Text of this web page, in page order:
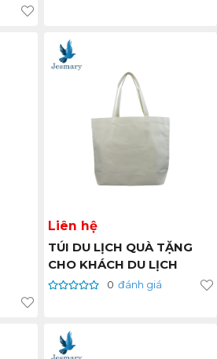
Liên hệ
TÚI DU LỊCH QUÀ TẶNG
CHO KHÁCH DU LỊCH
0 đánh giá